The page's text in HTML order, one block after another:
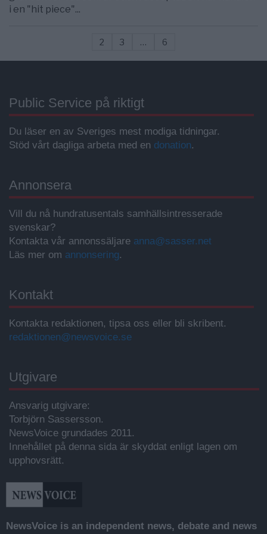
i en "hit piece"...
2 3 … 6
Public Service på riktigt
Du läser en av Sveriges mest modiga tidningar.
Stöd vårt dagliga arbeta med en donation.
Annonsera
Vill du nå hundratusentals samhällsintresserade
svenskar?
Kontakta vår annonssäljare anna@sasser.net
Läs mer om annonsering.
Kontakt
Kontakta redaktionen, tipsa oss eller bli skribent.
redaktionen@newsvoice.se
Utgivare
Ansvarig utgivare:
Torbjörn Sassersson.
NewsVoice grundades 2011.
Innehållet på denna sida är skyddat enligt lagen om
upphovsrätt.
NewsVoice is an independent news, debate and news